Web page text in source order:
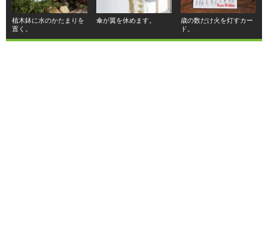
植木鉢に水のかたまりを
置く。
傘が翼を休めます。
歳の数だけ火を灯すカー
ド。